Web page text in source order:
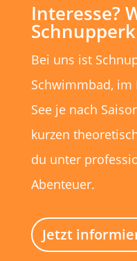
Interesse?
Bei uns ist
Schwimmbad, im
See je nach
kurzen
du unter
Abenteuer.
Jetzt